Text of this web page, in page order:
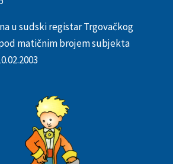
u sudski registar Trgovačkog
matičnim brojem subjekta